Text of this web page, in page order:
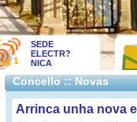
SEDE
ELECTR?
NICA
Concello :: Novas
Arrinca unha nova